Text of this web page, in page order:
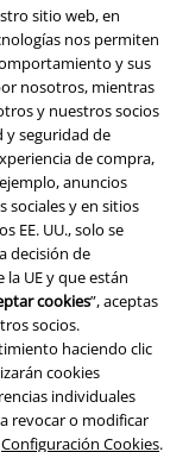
sitio web, en
nos permiten
y sus
nosotros, mientras
y nuestros socios
y seguridad de
de compra,
anuncios
sociales y en sitios
EE. UU., solo se
decisión de
UE y que están
cookies”, aceptas
socios.
haciendo clic
cookies
individuales
revocar o modificar
Configuración Cookies.